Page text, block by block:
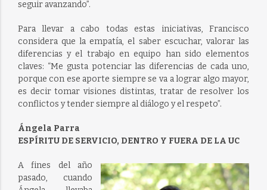
seguir avanzando”.
Para llevar a cabo todas estas iniciativas, Francisco
considera que la empatía, el saber escuchar, valorar las
diferencias y el trabajo en equipo han sido elementos
claves: “Me gusta potenciar las diferencias de cada uno,
porque con ese aporte siempre se va a lograr algo mayor,
es decir tomar visiones distintas, tratar de resolver los
conflictos y tender siempre al diálogo y el respeto”.
Ángela Parra
ESPÍRITU DE SERVICIO, DENTRO Y FUERA DE LA UC
A fines del año
pasado, cuando